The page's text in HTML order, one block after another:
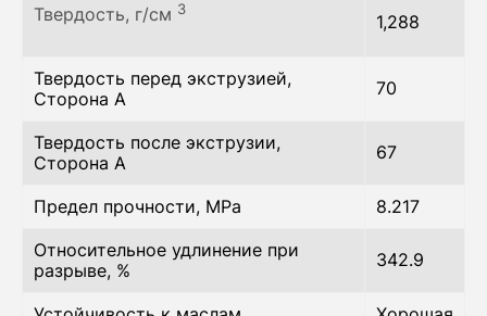
Твердость, г/см 3
1,288
Твердость перед экструзией,
Сторона A
70
Твердость после экструзии,
Сторона A
67
Предел прочности, MPa
8.217
Относительное удлинение при
разрыве, %
342.9